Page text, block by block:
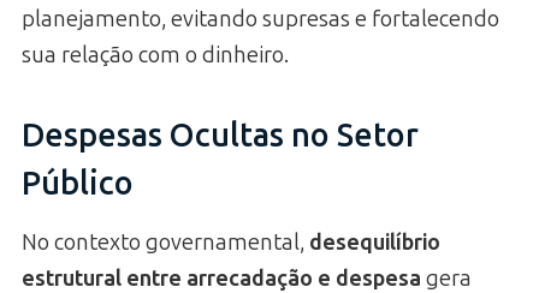
planejamento, evitando supresas e fortalecendo
sua relação com o dinheiro.
Despesas Ocultas no Setor
Público
No contexto governamental, desequilíbrio
estrutural entre arrecadação e despesa gera